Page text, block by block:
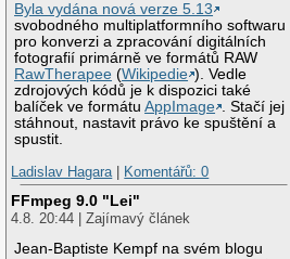
Byla vydána nová verze 5.13
svobodného multiplatformního softwaru
pro konverzi a zpracování digitálních
fotografií primárně ve formátů RAW
RawTherapee (Wikipedie ). Vedle
zdrojových kódů je k dispozici také
balíček ve formátuAppImage . Stačí jej
stáhnout, nastavit právo ke spuštění a
spustit.
Ladislav Hagara| Komentářů: 0
FFmpeg 9.0 "Lei"
4.8. 20:44 | Zajímavý článek
Jean-Baptiste Kempf na svém blogu